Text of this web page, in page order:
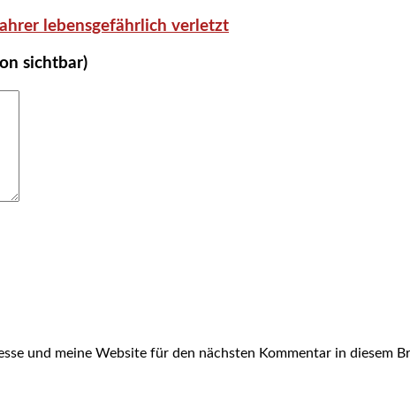
lebensgefährlich verletzt
sichtbar)
und meine Website für den nächsten Kommentar in diesem